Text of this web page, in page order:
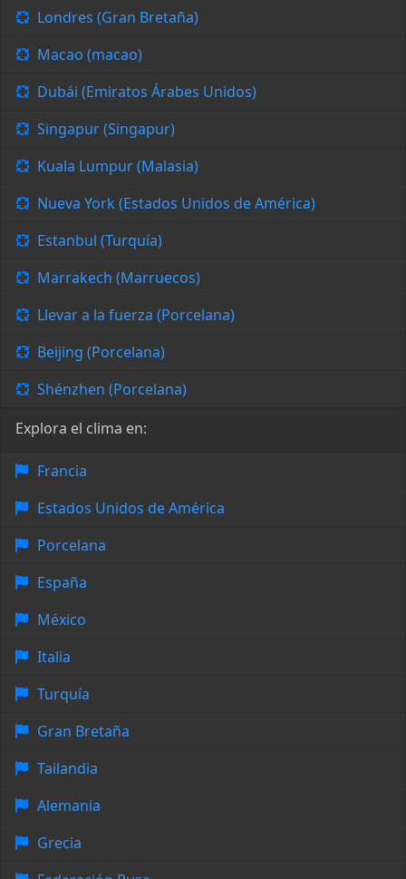
Londres (Gran Bretaña)
Macao (macao)
Dubái (Emiratos Árabes Unidos)
Singapur (Singapur)
Kuala Lumpur (Malasia)
Nueva York (Estados Unidos de América)
Estanbul (Turquía)
Marrakech (Marruecos)
Llevar a la fuerza (Porcelana)
Beijing (Porcelana)
Shénzhen (Porcelana)
Explora el clima en:
Francia
Estados Unidos de América
Porcelana
España
México
Italia
Turquía
Gran Bretaña
Tailandia
Alemania
Grecia